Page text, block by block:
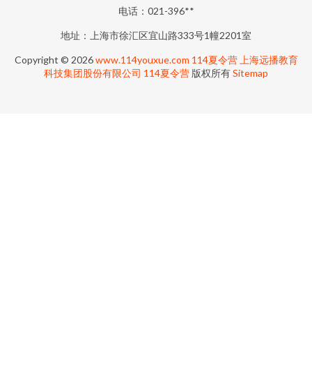
电话：021-396**
地址：上海市徐汇区宜山路333号1幢2201室
Copyright © 2026www.114youxue.com 114夏令营 上海远播教育
科技集团股份有限公司 114夏令营 版权所有Sitemap